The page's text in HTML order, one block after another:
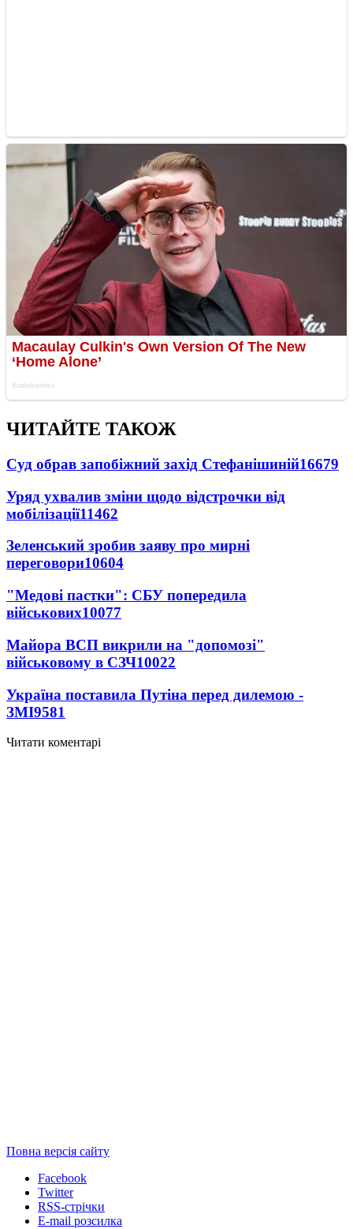
ЧИТАЙТЕ ТАКОЖ
Суд обрав запобіжний захід Стефанішиній16679
Уряд ухвалив зміни щодо відстрочки від
мобілізації11462
Зеленський зробив заяву про мирні
переговори10604
"Медові пастки": СБУ попередила
військових10077
Майора ВСП викрили на "допомозі"
військовому в СЗЧ10022
Україна поставила Путіна перед дилемою -
ЗМІ9581
Читати коментарі
Повна версія сайту
Facebook
Twitter
RSS-стрічки
E-mail розсилка